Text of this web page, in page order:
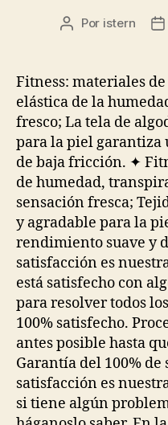
Autor
entrada
Por istern
Fitness: materiales
elástica de la
fresco; La tela de
para la piel garantiza
de baja fricción. ✦
de humedad,
sensación fresca;
y agradable para la
rendimiento suave y
satisfacción es
está satisfecho con
para resolver todos
100% satisfecho.
antes posible hasta
Garantía del 100% de
satisfacción es
si tiene algún